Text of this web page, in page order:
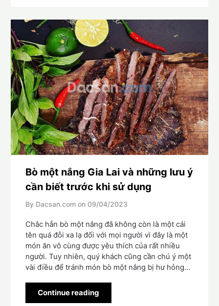
Bò một nắng Gia Lai và những lưu ý
cần biết trước khi sử dụng
By Dacsan.com on 09/04/2023
Chắc hẳn bò một nắng đã không còn là một cái
tên quá đỗi xa lạ đối với mọi người vì đây là một
món ăn vô cùng được yêu thích của rất nhiều
người. Tuy nhiên, quý khách cũng cần chú ý một
vài điều để tránh món bò một nắng bị hư hỏng…
Continue reading